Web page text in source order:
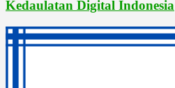
Kedaulatan Digital Indonesia